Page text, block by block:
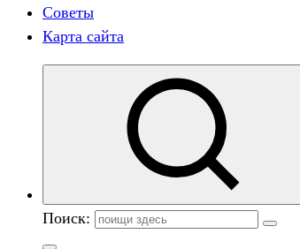
Советы
Карта сайта
Поиск: